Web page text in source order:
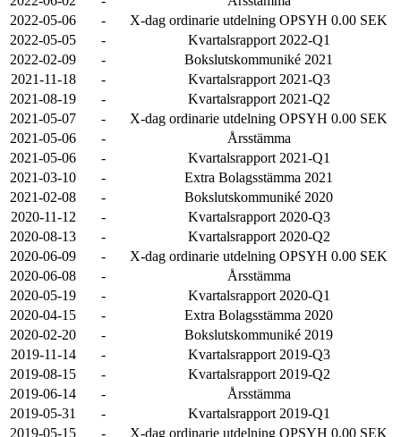
2022-05-06
-
X-dag ordinarie utdelning OPSYH 0.00 SEK
2022-05-05
-
Kvartalsrapport 2022-Q1
2022-02-09
-
Bokslutskommuniké 2021
2021-11-18
-
Kvartalsrapport 2021-Q3
2021-08-19
-
Kvartalsrapport 2021-Q2
2021-05-07
-
X-dag ordinarie utdelning OPSYH 0.00 SEK
2021-05-06
-
Årsstämma
2021-05-06
-
Kvartalsrapport 2021-Q1
2021-03-10
-
Extra Bolagsstämma 2021
2021-02-08
-
Bokslutskommuniké 2020
2020-11-12
-
Kvartalsrapport 2020-Q3
2020-08-13
-
Kvartalsrapport 2020-Q2
2020-06-09
-
X-dag ordinarie utdelning OPSYH 0.00 SEK
2020-06-08
-
Årsstämma
2020-05-19
-
Kvartalsrapport 2020-Q1
2020-04-15
-
Extra Bolagsstämma 2020
2020-02-20
-
Bokslutskommuniké 2019
2019-11-14
-
Kvartalsrapport 2019-Q3
2019-08-15
-
Kvartalsrapport 2019-Q2
2019-06-14
-
Årsstämma
2019-05-31
-
Kvartalsrapport 2019-Q1
2019-05-15
- X-dag ordinarie utdelning OPSYH 0.00 SEK